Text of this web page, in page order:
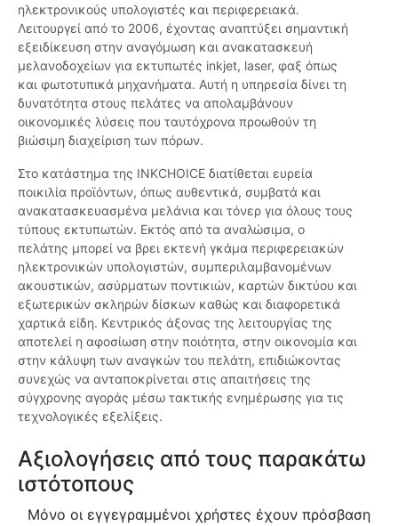
ηλεκτρονικούς υπολογιστές και περιφερειακά.
Λειτουργεί από το 2006, έχοντας αναπτύξει σημαντική
εξειδίκευση στην αναγόμωση και ανακατασκευή
μελανοδοχείων για εκτυπωτές inkjet, laser, φαξ όπως
και φωτοτυπικά μηχανήματα. Αυτή η υπηρεσία δίνει τη
δυνατότητα στους πελάτες να απολαμβάνουν
οικονομικές λύσεις που ταυτόχρονα προωθούν τη
βιώσιμη διαχείριση των πόρων.
Στο κατάστημα της INKCHOICE διατίθεται ευρεία
ποικιλία προϊόντων, όπως αυθεντικά, συμβατά και
ανακατασκευασμένα μελάνια και τόνερ για όλους τους
τύπους εκτυπωτών. Εκτός από τα αναλώσιμα, ο
πελάτης μπορεί να βρει εκτενή γκάμα περιφερειακών
ηλεκτρονικών υπολογιστών, συμπεριλαμβανομένων
ακουστικών, ασύρματων ποντικιών, καρτών δικτύου και
εξωτερικών σκληρών δίσκων καθώς και διαφορετικά
χαρτικά είδη. Κεντρικός άξονας της λειτουργίας της
αποτελεί η αφοσίωση στην ποιότητα, στην οικονομία και
στην κάλυψη των αναγκών του πελάτη, επιδιώκοντας
συνεχώς να ανταποκρίνεται στις απαιτήσεις της
σύγχρονης αγοράς μέσω τακτικής ενημέρωσης για τις
τεχνολογικές εξελίξεις.
Αξιολογήσεις από τους παρακάτω
ιστότοπους
Μόνο οι εγγεγραμμένοι χρήστες έχουν πρόσβαση